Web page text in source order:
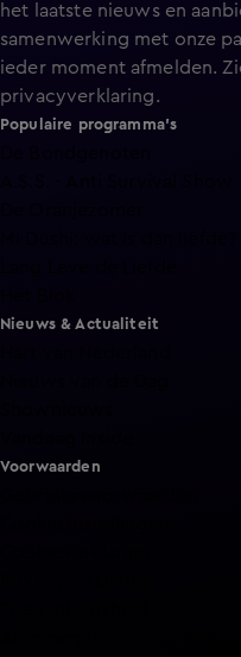
het laatste nieuws en
samenwerking met onze
ieder moment afmelden.
privacyverklaring.
Populaire programma's
Nieuws & Actualiteit
Voorwaarden